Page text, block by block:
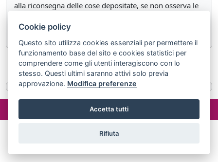
alla riconsegna delle cose depositate, se non osserva le
facolta' concessa dall'art. 1788.
«Articolo 1792 Articolo 1794»
redazione@misterlex.it
Cookie policy
Questo sito utilizza cookies essenziali per permettere il
funzionamento base del sito e cookies statistici per
comprendere come gli utenti interagiscono con lo
stesso. Questi ultimi saranno attivi solo previa
approvazione. Modifica preferenze
Accetta tutti
Rifiuta